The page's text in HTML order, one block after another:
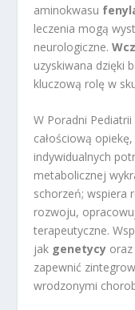
aminokwasu
leczenia mogą
neurologiczne.
uzyskiwana dzięki
kluczową rolę w
W Poradni
całościową
indywidualnych
metabolicznej
schorzeń; wspiera
rozwoju,
terapeutyczne.
jak genetycy oraz
zapewnić
wrodzonymi